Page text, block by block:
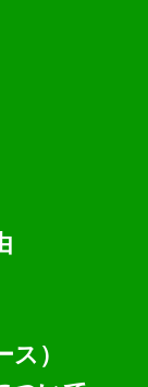
）